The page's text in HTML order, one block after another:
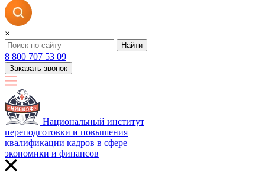
×
Найти
8 800 707 53 09
Заказать звонок
Национальный институт
переподготовки и повышения
квалификации кадров в сфере
экономики и финансов